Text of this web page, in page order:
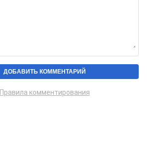
Правила комментирования